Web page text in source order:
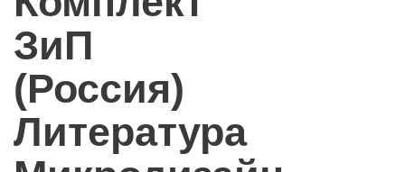
ЗиП
(Россия)
Литература